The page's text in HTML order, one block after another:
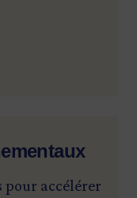
pour accélérer